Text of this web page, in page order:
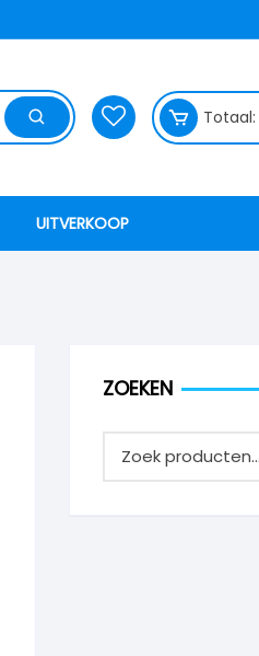
Totaal:
UITVERKOOP
ZOEKEN